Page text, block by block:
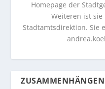
Homepage der
Weiteren ist
Stadtamtsdirektion. Sie